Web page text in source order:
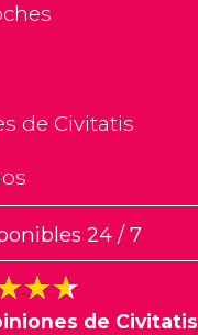
de Civitatis
24 / 7
de Civitatis